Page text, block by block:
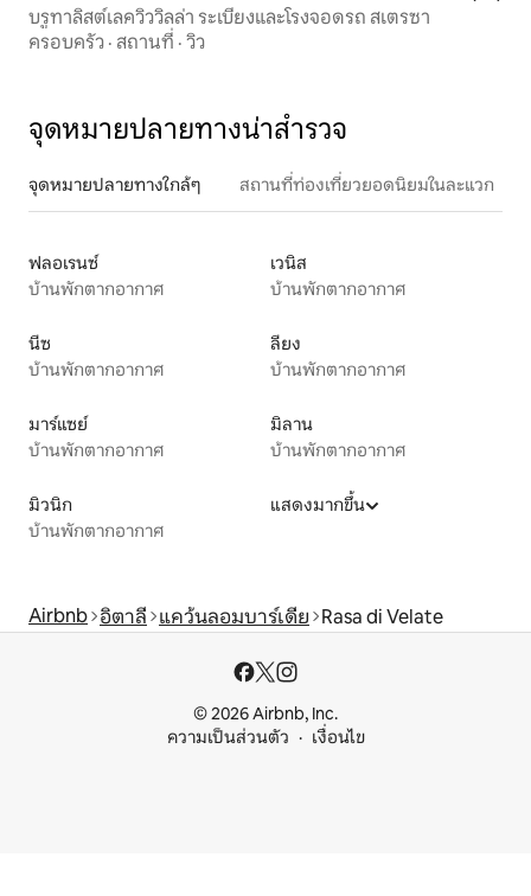
บรูทาลิสต์เลควิววิลล่า ระเบียงและโรงจอดรถ สเตรซา
ครอบครัว · สถานที่ · วิว
จุดหมายปลายทางน่าสำรวจ
จุดหมายปลายทางใกล้ๆ สถานที่ท่องเที่ยวยอดนิยมในละแวก
ฟลอเรนซ์
บ้านพักตากอากาศ
เวนิส
บ้านพักตากอากาศ
นีซ
บ้านพักตากอากาศ
ลียง
บ้านพักตากอากาศ
มาร์แซย์
บ้านพักตากอากาศ
มิลาน
บ้านพักตากอากาศ
มิวนิก
บ้านพักตากอากาศ
แสดงมากขึ้น
Airbnb อิตาลี แคว้นลอมบาร์เดีย Rasa di Velate
© 2026 Airbnb, Inc.
ความเป็นส่วนตัว
เงื่อนไข